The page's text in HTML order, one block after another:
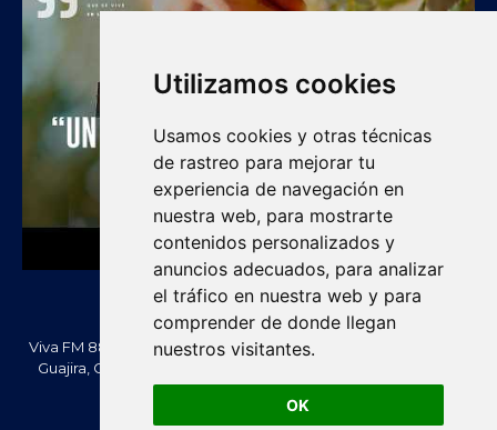
Utilizamos cookies
Usamos cookies y otras técnicas
de rastreo para mejorar tu
experiencia de navegación en
nuestra web, para mostrarte
contenidos personalizados y
anuncios adecuados, para analizar
el tráfico en nuestra web y para
comprender de donde llegan
nuestros visitantes.
OK
Viva FM 88.2 FM es una emisora comunitaria de Villanueva, La
Guajira, Colombia. Información, noticias, cultura, vallenato y
actualidad regional.
vivafm.com.co